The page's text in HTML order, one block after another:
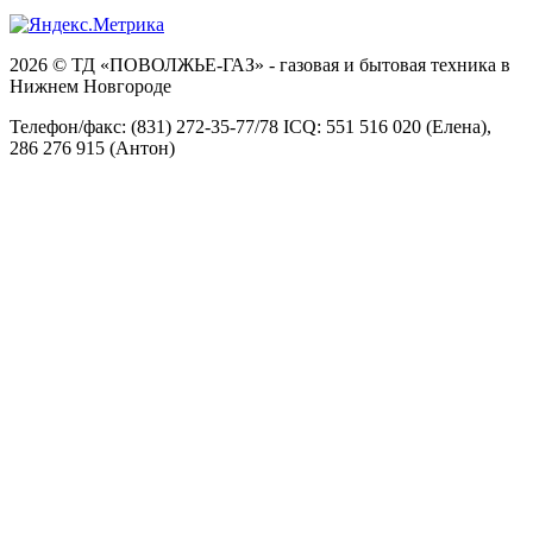
2026 © ТД «ПОВОЛЖЬЕ-ГАЗ» - газовая и бытовая техника в
Нижнем Новгороде
Телефон/факс: (831) 272-35-77/78 ICQ: 551 516 020 (Елена),
286 276 915 (Антон)